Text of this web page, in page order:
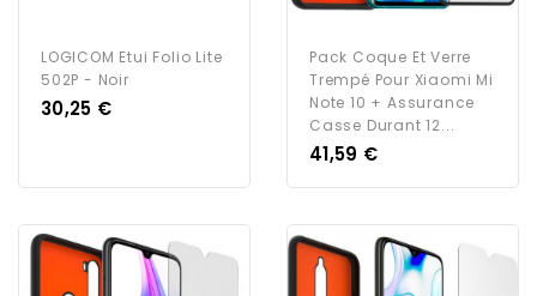
LOGICOM Etui Folio Lite
502P - Noir
Prix
30,25 €
Pack Coque Et Verre
Trempé Pour Xiaomi Mi
Note 10 + Assurance
Casse Durant 12...
Prix
41,59 €